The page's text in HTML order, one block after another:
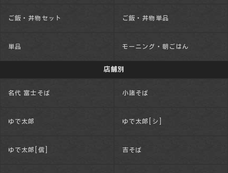
ご飯・丼物セット ご飯・丼物単品
単品 モーニング・朝ごはん
店舗別
名代 富士そば 小諸そば
ゆで太郎 ゆで太郎[シ]
ゆで太郎[信] 吉そば